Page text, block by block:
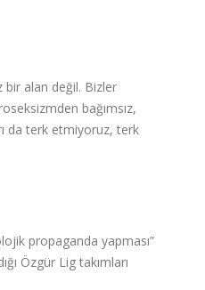
alan değil. Bizler
bağımsız,
da terk etmiyoruz, terk
propaganda yapması”
Özgür Lig takımları